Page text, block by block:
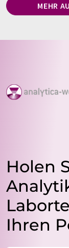
MEHR
Holen
Ihren